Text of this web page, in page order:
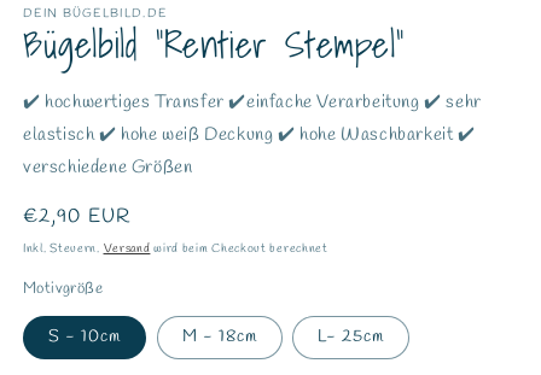
DEIN BÜGELBILD.DE
Bügelbild "Rentier Stempel"
✔️ hochwertiges Transfer ✔️einfache Verarbeitung ✔️ sehr
elastisch ✔️ hohe weiß Deckung ✔️ hohe Waschbarkeit ✔️
verschiedene Größen
Normaler
Preis
€2,90 EUR
Inkl. Steuern. Versand wird beim Checkout berechnet
Motivgröße
S - 10cm M - 18cm L- 25cm